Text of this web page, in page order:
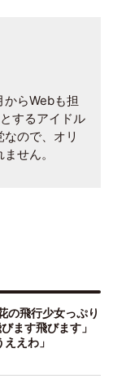
らWebも担
するアイドル
ので、オリ
せん。
の飛行少女っぷり
ます飛びます」
えわ」